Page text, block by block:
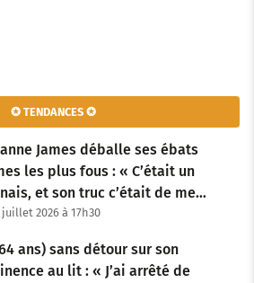
✪ TENDANCES ✪
James déballe ses ébats
les plus fous : « C’était un
et son truc c’était de me…
juillet 2026 à 17h30
ans) sans détour sur son
au lit : « J’ai arrêté de